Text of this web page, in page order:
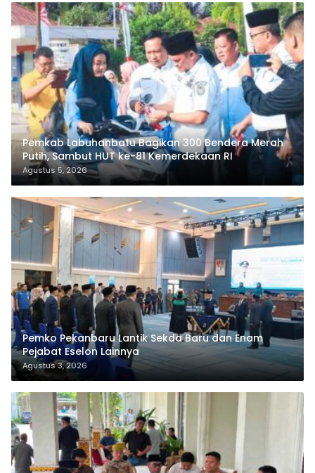
Pemkab Labuhanbatu Bagikan 300 Bendera Merah
Putih, Sambut HUT ke-81 Kemerdekaan RI
Agustus 5, 2026
Pemko Pekanbaru Lantik Sekda Baru dan Enam
Pejabat Eselon Lainnya
Agustus 3, 2026